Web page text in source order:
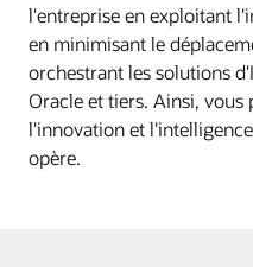
l'entreprise en exploitant
en minimisant le
orchestrant les solutions
Oracle et tiers. Ainsi, vous
l'innovation et
opère.